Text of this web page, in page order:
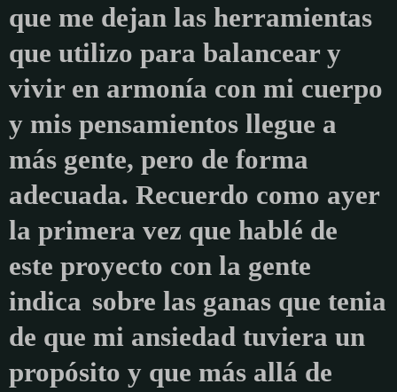
que me dejan las herramientas
que utilizo para balancear y
vivir en armonía con mi cuerpo
y mis pensamientos llegue a
más gente, pero de forma
adecuada. Recuerdo como ayer
la primera vez que hablé de
este proyecto con la gente
indica sobre las ganas que tenia
de que mi ansiedad tuviera un
propósito y que más allá de